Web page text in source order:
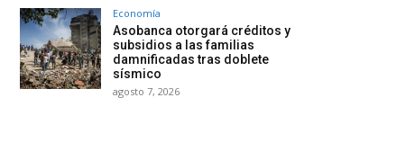
Economía
Asobanca otorgará créditos y
subsidios a las familias
damnificadas tras doblete
sísmico
agosto 7, 2026